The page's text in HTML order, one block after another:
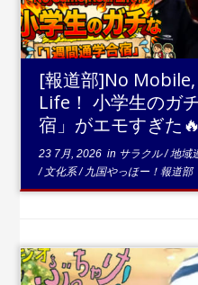
[報道部]No
Life！ 小学生のガ
宿」がエモすぎた
23 7月, 2026 in サラクル/地域
/ 文化系/九国やっほー！報道部